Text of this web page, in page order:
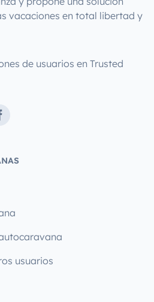
vacaciones en total libertad y
de usuarios en Trusted
usuarios